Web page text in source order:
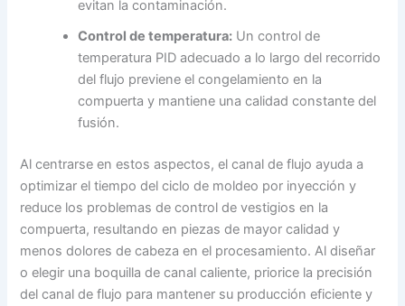
evitan la contaminación.
Control de temperatura: Un control de
temperatura PID adecuado a lo largo del recorrido
del flujo previene el congelamiento en la
compuerta y mantiene una calidad constante del
fusión.
Al centrarse en estos aspectos, el canal de flujo ayuda a
optimizar el tiempo del ciclo de moldeo por inyección y
reduce los problemas de control de vestigios en la
compuerta, resultando en piezas de mayor calidad y
menos dolores de cabeza en el procesamiento. Al diseñar
o elegir una boquilla de canal caliente, priorice la precisión
del canal de flujo para mantener su producción eficiente y